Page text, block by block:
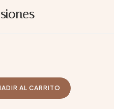
AL CARRITO